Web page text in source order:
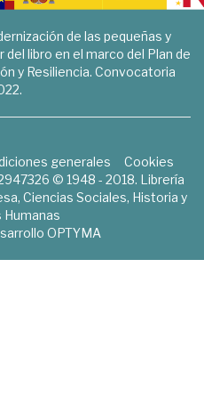
de las pequeñas y
libro en el marco del Plan de
y Resiliencia. Convocatoria
generales
Cookies
© 1948 - 2018. Librería
Ciencias Sociales, Historia y
Humanas
OPTYMA